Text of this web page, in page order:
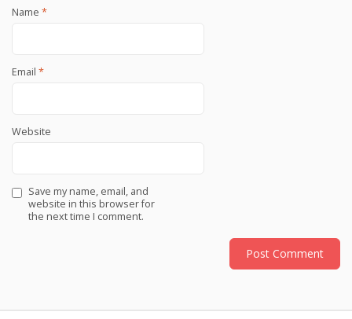
Name *
Email *
Website
Save my name, email, and
website in this browser for
the next time I comment.